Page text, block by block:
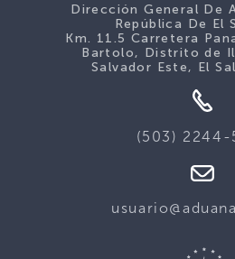
Dirección General De
República De El
Km. 11.5 Carretera
Bartolo, Distrito de
Salvador Este, El
(503) 2244-